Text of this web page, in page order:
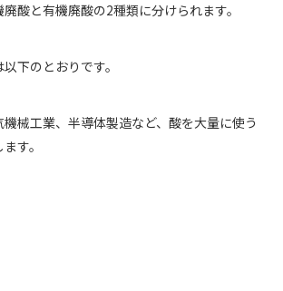
酸と有機廃酸の2種類に分けられます。
下のとおりです。
械工業、半導体製造など、酸を大量に使う
す。